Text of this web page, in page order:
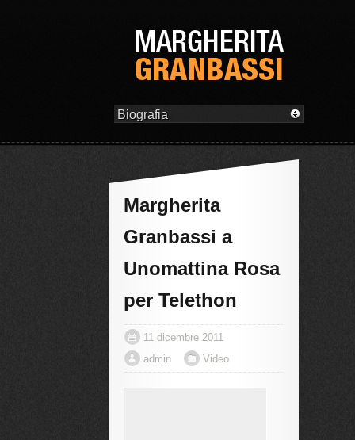
Margherita
Granbassi a
Unomattina Rosa
per Telethon
11 dicembre 2011
admin
Video